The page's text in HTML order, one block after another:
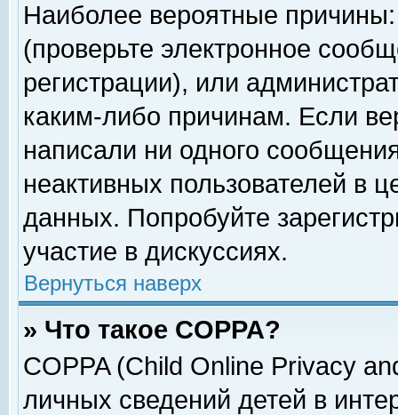
Наиболее вероятные
(проверьте электронное
регистрации), или
каким-либо причинам. Если
написали ни одного
неактивных пользователей в
данных. Попробуйте
участие в дискуссиях.
Вернуться наверх
» Что такое COPPA?
COPPA (Child Online Privacy
личных сведений детей в